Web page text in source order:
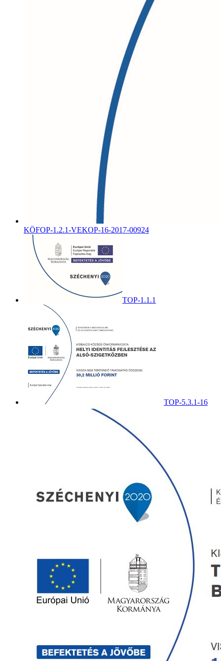
KÖFOP-1.2.1-VEKOP-16-2017-00924
TOP-1.1.1
TOP-5.3.1-16